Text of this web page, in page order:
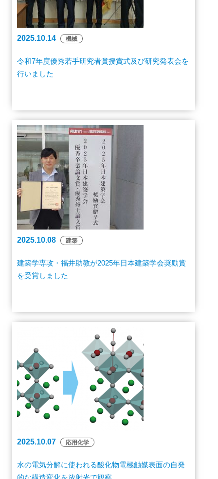
2025.10.14 機械
令和7年度優秀若手研究者賞授賞式及び研究発表会を
行いました
2025.10.08 建築
建築学専攻・福井助教が2025年日本建築学会奨励賞
を受賞しました
2025.10.07 応用化学
水の電気分解に使われる酸化物電極触媒表面の自発
的な構造変化を放射光で観察